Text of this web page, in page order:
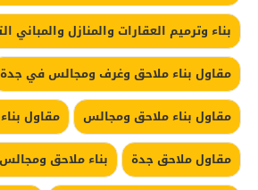
بناء وترميم العقارات والمنازل والمباني
مقاول بناء ملاحق وغرف ومجالس في جدة
مقاول بناء ملاحق ومجالس
مقاول
مقاول ملاحق جدة
بناء ملاحق